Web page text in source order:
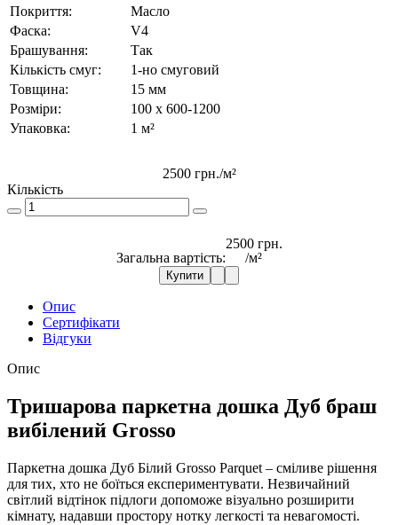
Покриття:
Масло
Фаска:
V4
Брашування:
Так
Кількість смуг:
1-но смуговий
Товщина:
15 мм
Розміри:
100 x 600-1200
Упаковка:
1 м²
2500 грн./м²
Кількість
Загальна вартість:
2500 грн.
/м²
Купити
Опис
Сертифікати
Відгуки
Опис
Тришарова паркетна дошка Дуб браш
вибілений Grosso
Паркетна дошка Дуб Білий Grosso Parquet – сміливе рішення
для тих, хто не боїться експериментувати. Незвичайний
світлий відтінок підлоги допоможе візуально розширити
кімнату, надавши простору нотку легкості та невагомості.